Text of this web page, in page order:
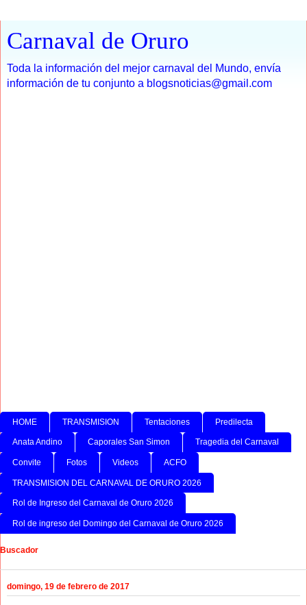
Carnaval de Oruro
Toda la información del mejor carnaval del Mundo, envía
información de tu conjunto a blogsnoticias@gmail.com
HOME TRANSMISION Tentaciones Predilecta
Anata Andino Caporales San Simon Tragedia del Carnaval
Convite Fotos Videos ACFO
TRANSMISION DEL CARNAVAL DE ORURO 2026
Rol de Ingreso del Carnaval de Oruro 2026
Rol de ingreso del Domingo del Carnaval de Oruro 2026
Buscador
domingo, 19 de febrero de 2017